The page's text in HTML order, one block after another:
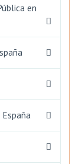
en